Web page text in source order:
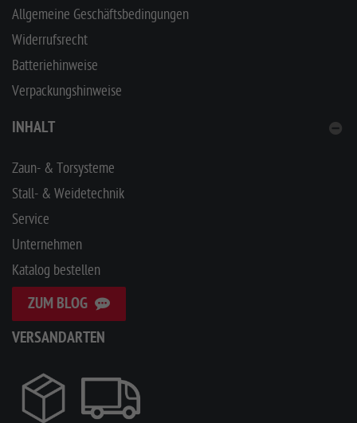
Allgemeine Geschäftsbedingungen
Widerrufsrecht
Batteriehinweise
Verpackungshinweise
INHALT
Zaun- & Torsysteme
Stall- & Weidetechnik
Service
Unternehmen
Katalog bestellen
ZUM BLOG
VERSANDARTEN